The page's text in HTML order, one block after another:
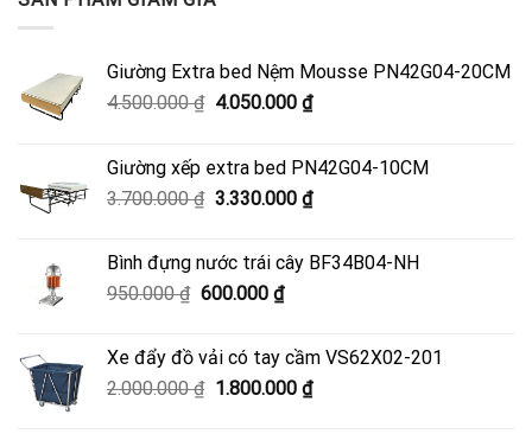
Giường Extra bed Nệm Mousse PN42G04-20CM
4.500.000₫ Giá
4.500.000 ₫.
4.050.000 ₫Giá
là:
4.050.000 ₫.
Giường xếp extra bed PN42G04-10CM
3.700.000₫ Giá
3.700.000 ₫.
3.330.000 ₫Giá
là:
Bình đựng nước trái cây BF34B04-NH
950.000₫ Giá
950.000 ₫.
600.000 ₫Giá
là:
600.000 ₫.
Xe đẩy đồ vải có tay cầm VS62X02-201
2.000.000₫ Giá
1.800.000 ₫Giá